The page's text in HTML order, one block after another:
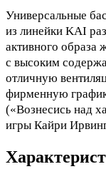
Универсальные
из линейки KAI
активного образа
с высоким
отличную
фирменную
(«Вознесись над
игры Кайри